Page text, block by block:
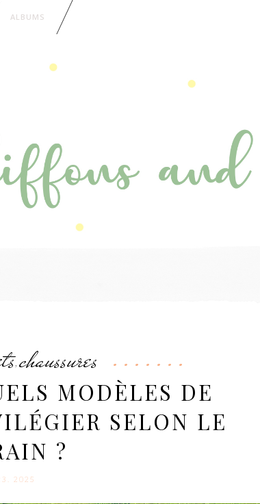
ALBUMS
, chaussures
MODÈLES DE
SELON LE
?
2025